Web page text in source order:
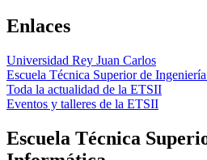
Enlaces
Universidad Rey Juan Carlos
Escuela Técnica Superior de
Toda la actualidad de la ETSII
Eventos y talleres de la ETSII
Escuela Técnica